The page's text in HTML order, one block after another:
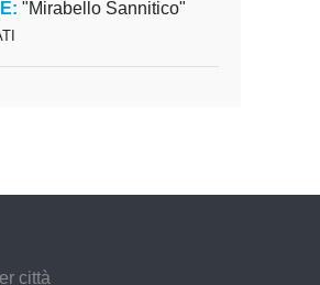
"Mirabello Sannitico"
città